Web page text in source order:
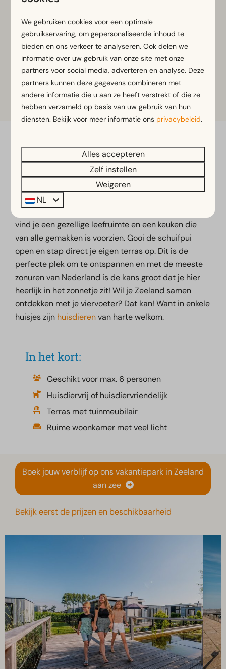
afwerking
Ruime woonkamer met veel licht
Comfortabel terras voor buitenleven
Bekijken
Uitgerust wakker worden
vlak bij de zee
Geniet van ultiem comfort in een vakantiehuis in
vind je een gezellige leefruimte en een keuken die
van alle gemakken is voorzien. Gooi de schuifpui
open en stap direct je eigen terras op. Dit is de
perfecte plek om te ontspannen en met de meeste
zonuren van Nederland is de kans groot dat je hier
heerlijk in het zonnetje zit! Wil je Zeeland samen
ontdekken met je viervoeter? Dat kan! Want in enkele
huisjes zijn huisdierenvan harte welkom.
In het kort:
Geschikt voor max. 6 personen
Huisdiervrij of huisdiervriendelijk
Terras met tuinmeubilair
Ruime woonkamer met veel licht
Boek jouw verblijf op ons vakantiepark in Zeeland
aan zee
Bekijk eerst de prijzen en beschikbaarheid
We gebruiken cookies voor een optimale
gebruikservaring, om gepersonaliseerde inhoud te
bieden en ons verkeer te analyseren. Ook delen we
informatie over uw gebruik van onze site met onze
partners voor social media, adverteren en analyse. Deze
partners kunnen deze gegevens combineren met
andere informatie die u aan ze heeft verstrekt of die ze
hebben verzameld op basis van uw gebruik van hun
diensten. Bekijk voor meer informatie ons privacybeleid.
Alles accepteren
Zelf instellen
Weigeren
NL